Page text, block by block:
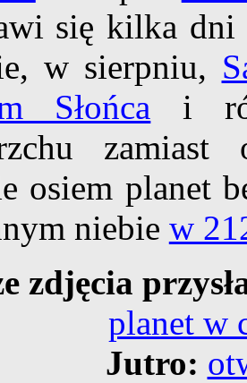
się kilka dni
w sierpniu,
Słońca i
zamiast
osiem planet
niebie w
zdjęcia
planet w
Jutro: